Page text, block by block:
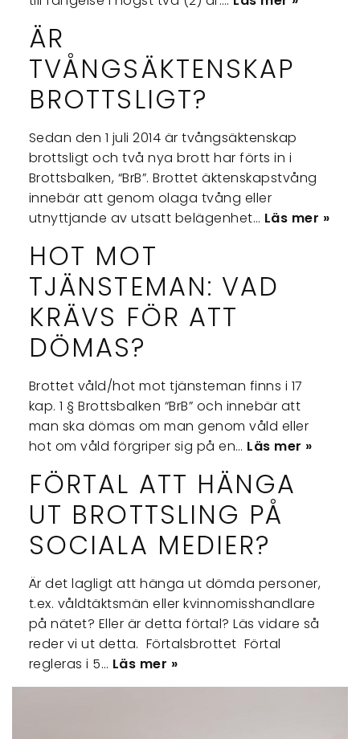
ÄR
TVÅNGSÄKTENSKAP
BROTTSLIGT?
Sedan den 1 juli 2014 är tvångsäktenskap
brottsligt och två nya brott har förts in i
Brottsbalken, “BrB”. Brottet äktenskapstvång
innebär att genom olaga tvång eller
utnyttjande av utsatt belägenhet… Läs mer »
HOT MOT
TJÄNSTEMAN: VAD
KRÄVS FÖR ATT
DÖMAS?
Brottet våld/hot mot tjänsteman finns i 17
kap. 1 § Brottsbalken “BrB” och innebär att
man ska dömas om man genom våld eller
hot om våld förgriper sig på en… Läs mer »
FÖRTAL ATT HÄNGA
UT BROTTSLING PÅ
SOCIALA MEDIER?
Är det lagligt att hänga ut dömda personer,
t.ex. våldtäktsmän eller kvinnomisshandlare
på nätet? Eller är detta förtal? Läs vidare så
reder vi ut detta. Förtalsbrottet Förtal
regleras i 5… Läs mer »